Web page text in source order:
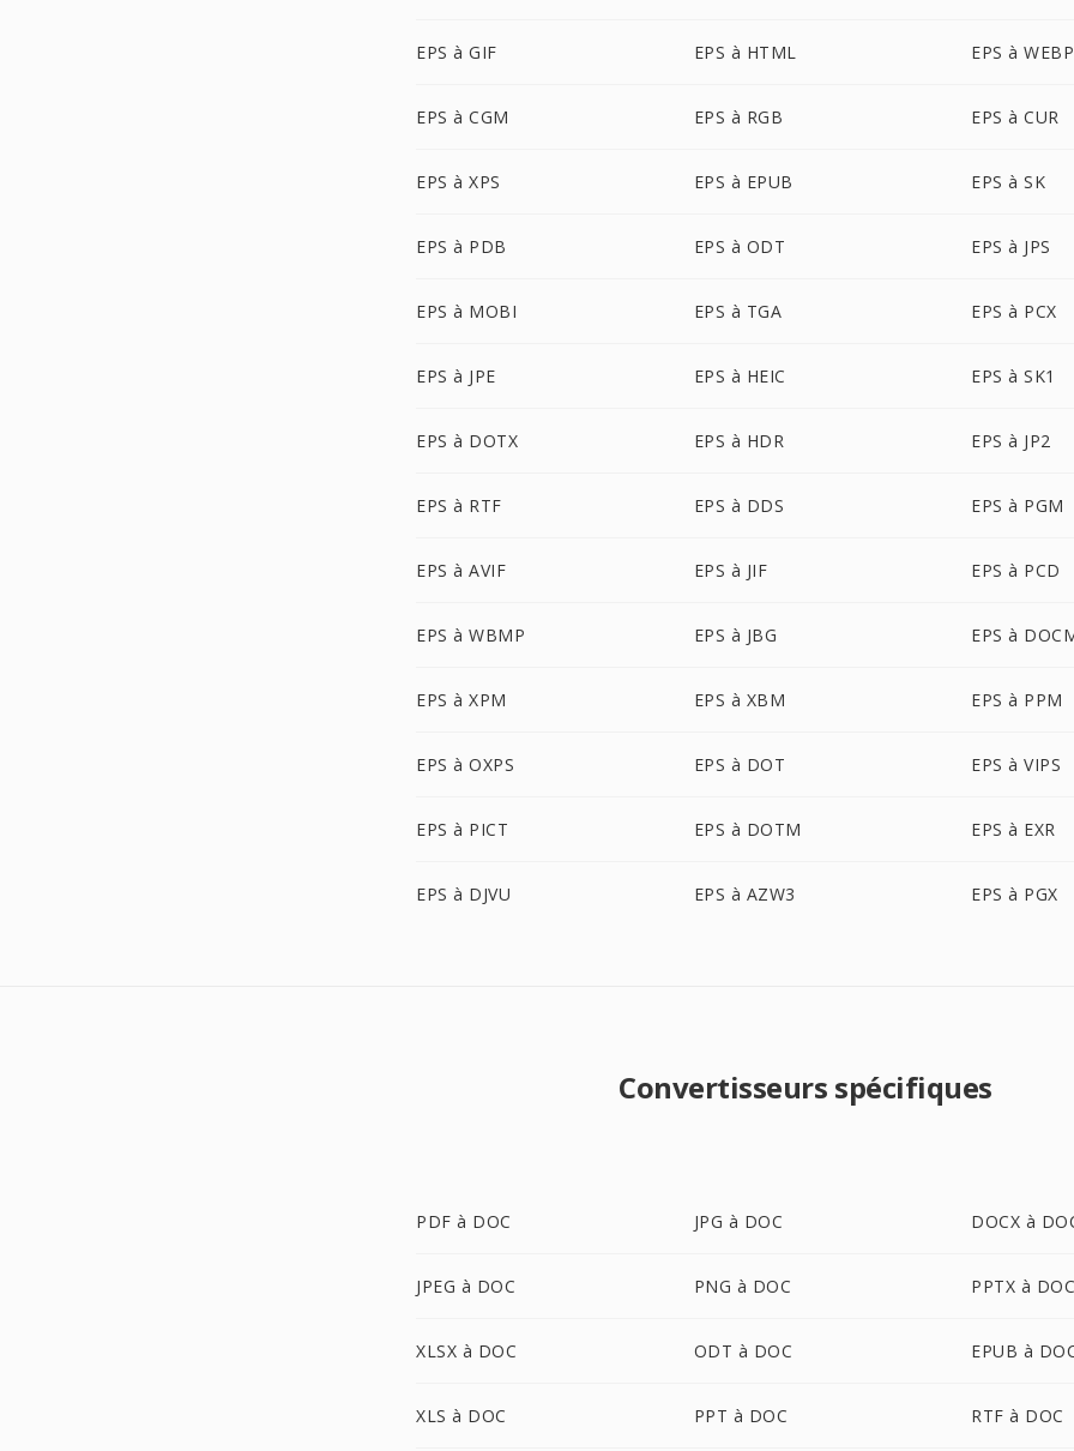
EPS à GIF EPS à HTML EPS à WEBP
EPS à CGM EPS à RGB EPS à CUR
EPS à XPS EPS à EPUB EPS à SK
EPS à PDB EPS à ODT EPS à JPS
EPS à MOBI EPS à TGA EPS à PCX
EPS à JPE EPS à HEIC EPS à SK1
EPS à DOTX EPS à HDR EPS à JP2
EPS à RTF EPS à DDS EPS à PGM
EPS à AVIF EPS à JIF EPS à PCD
EPS à WBMP EPS à JBG EPS à
EPS à XPM EPS à XBM EPS à PPM
EPS à OXPS EPS à DOT EPS à VIPS
EPS à PICT EPS à DOTM EPS à EXR
EPS à DJVU EPS à AZW3 EPS à PGX
Convertisseurs spécifiques
PDF à DOC JPG à DOC DOCX à
JPEG à DOC PNG à DOC PPTX à
XLSX à DOC ODT à DOC EPUB à
XLS à DOC PPT à DOC RTF à DOC